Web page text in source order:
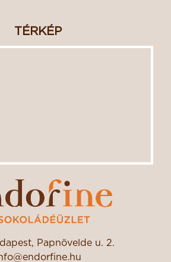
TÉRKÉP
Papnövelde u. 2.